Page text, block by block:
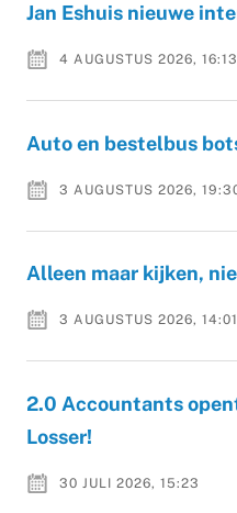
Jan Eshuis nieuwe
4 AUGUSTUS 2026, 16:13
Auto en bestelbus
3 AUGUSTUS 2026,
Alleen maar kijken,
3 AUGUSTUS 2026, 14:01
2.0 Accountants
Losser!
30 JULI 2026, 15:23